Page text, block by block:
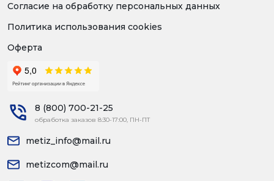
Согласие на обработку персональных данных
Политика использования cookies
Оферта
8 (800) 700-21-25
обработка заказов 8:30-17:00, ПН-ПТ
metiz_info@mail.ru
metizcom@mail.ru